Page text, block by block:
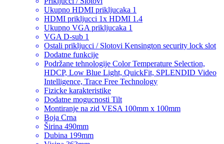
Ukupno HDMI prikljucaka 1
HDMI prikljucci 1x HDMI 1.4
Ukupno VGA prikljucaka 1
VGA D-sub 1
Ostali prikljucci / Slotovi Kensington security lock slot
Dodatne funkcije
Podržane tehnologije Color Temperature Selection,
HDCP, Low Blue Light, QuickFit, SPLENDID Video
Intelligence, Trace Free Technology
Fizicke karakteristike
Dodatne mogucnosti Tilt
Montiranje na zid VESA 100mm x 100mm
Boja Crna
Širina 490mm
Dubina 199mm